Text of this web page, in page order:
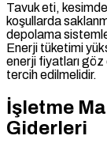
Tavuk eti,
koşullarda
depolama
Enerji tüketimi
enerji fiyatları göz
tercih edilmelidir.
İşletme
Giderleri